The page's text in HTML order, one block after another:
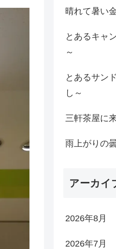
晴れて暑い
とあるキャ
～
とあるサン
し～
三軒茶屋に
雨上がりの
アーカイ
2026年8月
2026年7月